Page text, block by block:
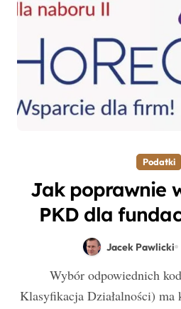
Podatki
Jak poprawnie
PKD dla
błędów w
Jacek Pawlicki
Wybór odpowiednich kodów PKD (Polska
Klasyfikacja Działalności) ma